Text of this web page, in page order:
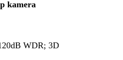
kamera
WDR; 3D